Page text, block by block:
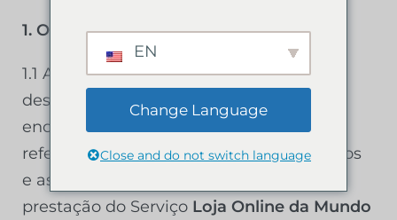
1. Objecto
1.1 As presentes Condições Gerais,
destinam-se, com o formulário de
encomenda, e os demais elementos
referidos nas mesmas, a regular os termos
e as condições por que se regerá a
prestação do Serviço Loja Online da Mundo
EN
Change Language
Close and do not switch language